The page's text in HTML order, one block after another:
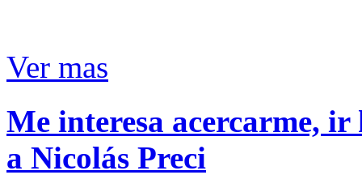
Ver mas
Me interesa acercarme,
a Nicolás Preci